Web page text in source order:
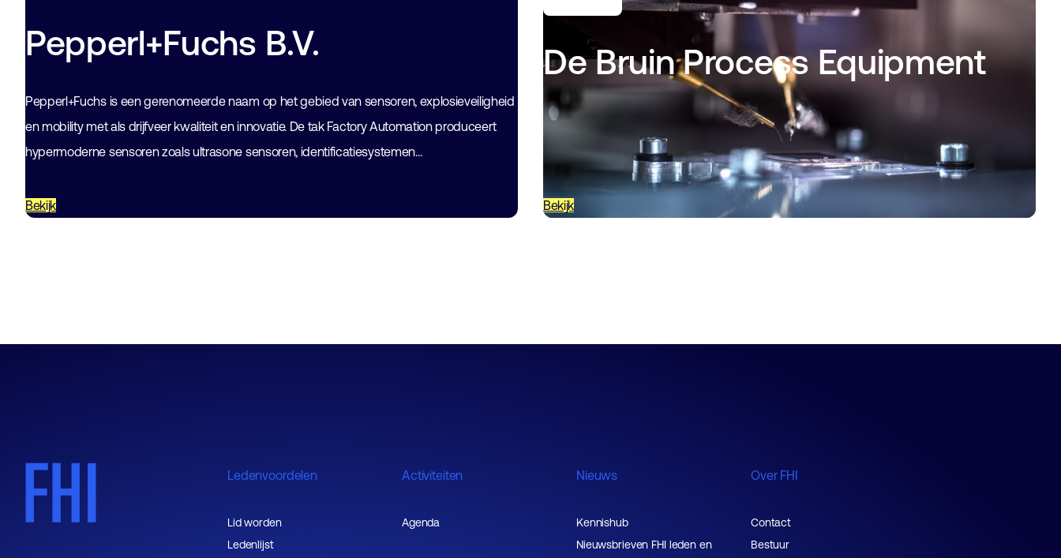
Pepperl+Fuchs B.V.
Pepperl+Fuchs is een gerenomeerde naam op het gebied van sensoren, explosieveiligheid
en mobility met als drijfveer kwaliteit en innovatie. De tak Factory Automation produceert
hypermoderne sensoren zoals ultrasone sensoren, identificatiesystemen…
Bekijk
De Bruin Process Equipment
Bekijk
Ledenvoordelen
Lid worden
Ledenlijst
Activiteiten
Agenda
Nieuws
Kennishub
Nieuwsbrieven FHI leden en
Over FHI
Contact
Bestuur